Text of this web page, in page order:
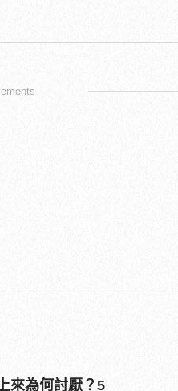
來為何討厭？5